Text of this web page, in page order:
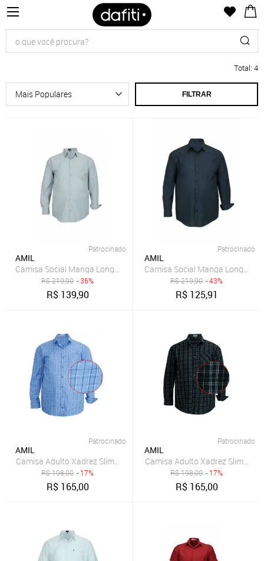
Total: 4
FILTRAR
Patrocinado
AMIL
Camisa Social Manga Longa C/bolso Plus Size Passa Fácil 3033
R$219,90 - 36%
R$ 139,90
Patrocinado
AMIL
Camisa Social Manga Longa C/
R$219,90 - 43%
R$ 125,91
Patrocinado
AMIL
Camisa Adulto Xadrez Slim Original Amil Exclusivo Cinza
R$198,00 - 17%
R$ 165,00
Patrocinado
AMIL
Camisa Adulto Xadrez Slim
R$198,00 - 17%
R$ 165,00